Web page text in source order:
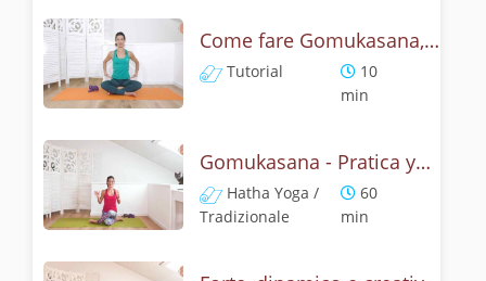
Come fare Gomukasana, la posizione del muso della vacca? Tutorial
Tutorial
10
min
Gomukasana - Pratica yoga con l'anatomia del muso della vacca
Hatha Yoga /
Tradizionale
60
min